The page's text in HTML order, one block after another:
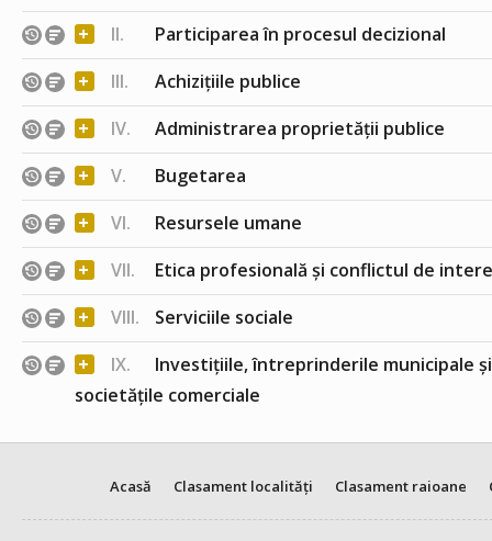
+ II. Participarea în procesul decizional
+ III. Achizițiile publice
+ IV. Administrarea proprietății publice
+ V. Bugetarea
+ VI. Resursele umane
+ VII. Etica profesională și conflictul de
+ VIII. Serviciile sociale
+ IX.
Investițiile, întreprinderile municipale
societățile comerciale
Acasă Clasament localități Clasament raioane